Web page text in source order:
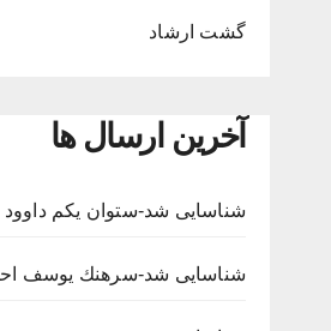
گشت ارشاد
آخرین ارسال ها
شناسایی شد-ستوان یکم داوود
شناسایی شد-سرهنك يوسف